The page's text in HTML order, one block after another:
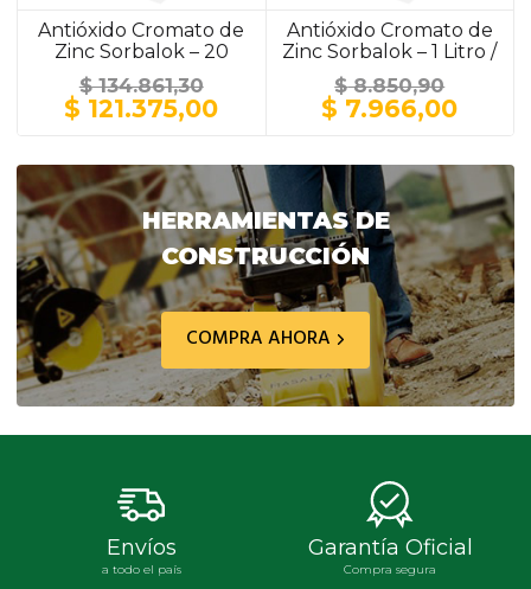
Antióxido Cromato de
Zinc Sorbalok – 20
Litros / GRIS
$134.861,30
El
precio
era:
$ 134.861,30.
$ 121.375,00El
es:
$ 121.375,00.
Antióxido Cromato de
Zinc Sorbalok – 1 Litro /
GRIS
$8.850,90
El
precio
era:
$ 8.850,90.
$ 7.966,00El
es:
$
HERRAMIENTAS DE
CONSTRUCCIÓN
COMPRA AHORA
Envíos
a todo el país
Garantía Oficial
Compra segura